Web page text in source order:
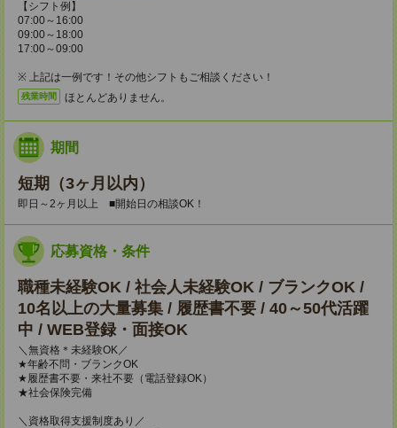
【シフト例】
07:00～16:00
09:00～18:00
17:00～09:00
※ 上記は一例です！その他シフトもご相談ください！
残業時間 ほとんどありません。
期間
短期（3ヶ月以内）
即日～2ヶ月以上 ■開始日の相談OK！
応募資格・条件
職種未経験OK / 社会人未経験OK / ブランクOK /
10名以上の大量募集 / 履歴書不要 / 40～50代活躍
中 / WEB登録・面接OK
＼無資格＊未経験OK／
★年齢不問・ブランクOK
★履歴書不要・来社不要（電話登録OK）
★社会保険完備
＼資格取得支援制度あり／